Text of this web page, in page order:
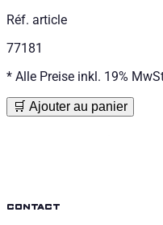
Réf. article
77181
* Alle Preise inkl. 19%
🛒 Ajouter au panier
contact